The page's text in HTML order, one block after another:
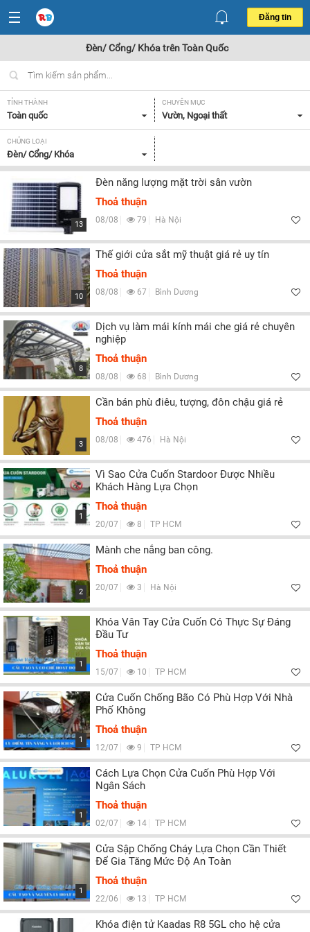
Đăng tin
Đèn/ Cổng/ Khóa trên Toàn Quốc
TỈNH THÀNH
Toàn quốc
CHUYÊN MỤC
Vườn, Ngoại thất
CHỦNG LOẠI
Đèn/ Cổng/ Khóa
13
Đèn năng lượng mặt trời sân vườn
Thoả thuận
08/08 79 Hà Nội
10
Thế giới cửa sắt mỹ thuật giá rẻ uy tín
Thoả thuận
08/08 67 Bình Dương
8
Dịch vụ làm mái kính mái che giá rẻ chuyên
nghiệp
Thoả thuận
08/08 68 Bình Dương
3
Cần bán phù điêu, tượng, đôn chậu giá rẻ
Thoả thuận
08/08 476 Hà Nội
1
Vì Sao Cửa Cuốn Stardoor Được Nhiều
Khách Hàng Lựa Chọn
Thoả thuận
20/07 8 TP HCM
2
Mành che nắng ban công.
Thoả thuận
20/07 3 Hà Nội
1
Khóa Vân Tay Cửa Cuốn Có Thực Sự Đáng
Đầu Tư
Thoả thuận
15/07 10 TP HCM
1
Cửa Cuốn Chống Bão Có Phù Hợp Với Nhà
Phố Không
Thoả thuận
12/07 9 TP HCM
1
Cách Lựa Chọn Cửa Cuốn Phù Hợp Với
Ngân Sách
Thoả thuận
02/07 14 TP HCM
1
Cửa Sập Chống Cháy Lựa Chọn Cần Thiết
Để Gia Tăng Mức Độ An Toàn
Thoả thuận
22/06 13 TP HCM
Khóa điện tử Kaadas R8 5GL cho hệ cửa